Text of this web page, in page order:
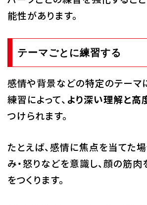
能性があります。
テーマごとに練習する
感情や背景などの特定のテーマ
練習によって、 より深い理解と高
つけられます。
たとえば、感情に焦点を当てた場
み・怒りなどを意識し、顔の筋
をつくります。